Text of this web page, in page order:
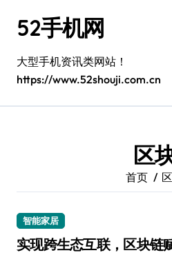
52手机网
大型手机资讯类网站！
https://www.52shouji.com.cn
区
首页
智能家居
实现跨生态互联，区块链